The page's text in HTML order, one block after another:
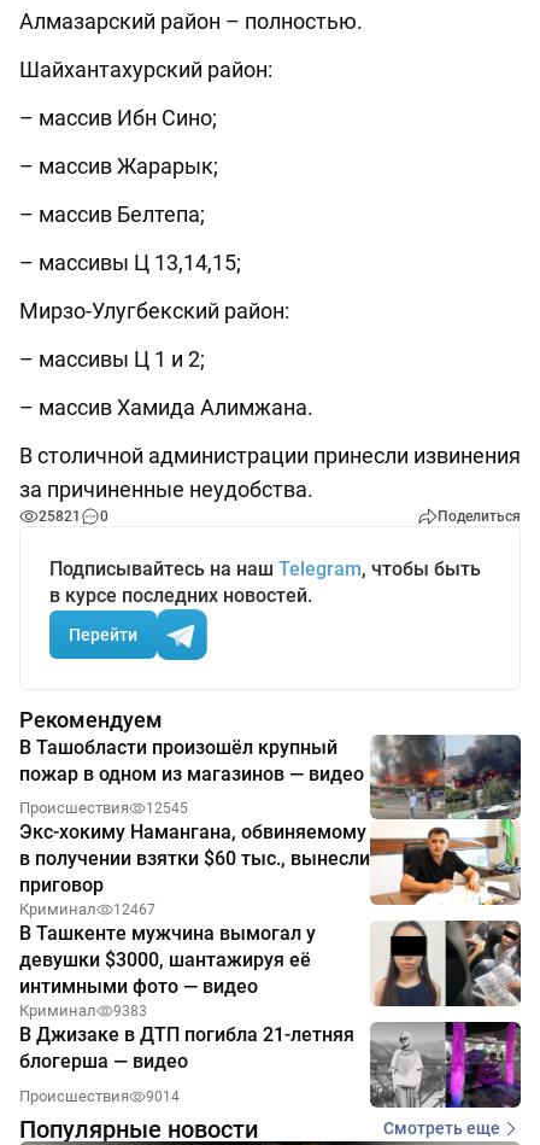
Алмазарский район – полностью.
Шайхантахурский район:
– массив Ибн Сино;
– массив Жарарык;
– массив Белтепа;
– массивы Ц 13,14,15;
Мирзо-Улугбекский район:
– массивы Ц 1 и 2;
– массив Хамида Алимжана.
В столичной администрации принесли извинения
за причиненные неудобства.
25821 0 Поделиться
Подписывайтесь на наш Telegram, чтобы быть
в курсе последних новостей.
Перейти
Рекомендуем
В Ташобласти произошёл крупный
пожар в одном из магазинов — видео
Происшествия 12545
Экс-хокиму Намангана, обвиняемому
в получении взятки $60 тыс., вынесли
приговор
Криминал 12467
В Ташкенте мужчина вымогал у
девушки $3000, шантажируя её
интимными фото — видео
Криминал 9383
В Джизаке в ДТП погибла 21-летняя
блогерша — видео
Происшествия 9014
Популярные новости Смотреть еще